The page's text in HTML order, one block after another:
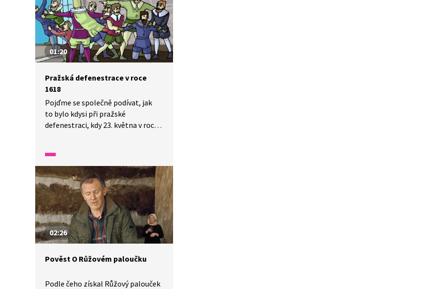
01:20
Pražská defenestrace v roce
1618
Pojďme se společně podívat, jak
to bylo kdysi při pražské
defenestraci, kdy 23. května v roce
defenestrací začalo pražské
povstání českých stavů proti
Habsburkům. V rozhodující bitvě
na Bílé hoře v roce 1620 stavovské
vojsko prohrálo. Habsburkové se
vrátili na český trůn a zůstali
na něm skoro 300 let.
02:26
Pověst O Růžovém paloučku
Podle čeho získal Růžový palouček